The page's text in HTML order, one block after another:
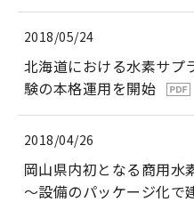
2018/05/24
北海道における水素サプ
験の本格運用を開始
2018/04/26
岡山県内初となる商用水
～設備のパッケージ化で